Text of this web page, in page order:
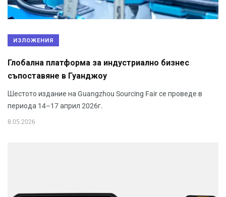
ИЗЛОЖЕНИЯ
Глобална платформа за индустриално бизнес
съпоставяне в Гуанджоу
Шестото издание на Guangzhou Sourcing Fair се проведе в
периода 14–17 април 2026г.
8.05.2026